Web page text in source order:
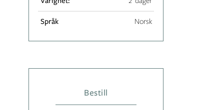
Språk Norsk
Bestill